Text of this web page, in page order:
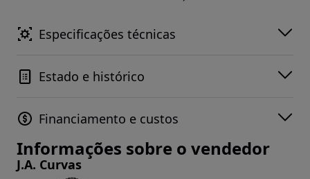
Especificações técnicas
Estado e histórico
Financiamento e custos
Informações sobre o vendedor
J.A. Curvas